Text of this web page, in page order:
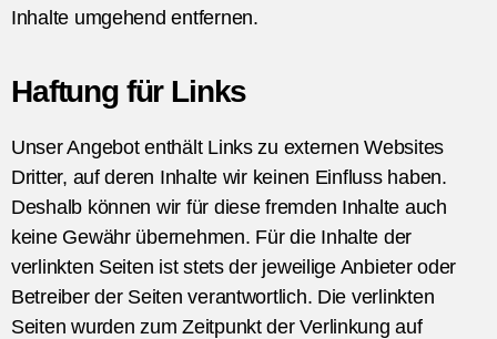
Inhalte umgehend entfernen.
Haftung für Links
Unser Angebot enthält Links zu externen Websites
Dritter, auf deren Inhalte wir keinen Einfluss haben.
Deshalb können wir für diese fremden Inhalte auch
keine Gewähr übernehmen. Für die Inhalte der
verlinkten Seiten ist stets der jeweilige Anbieter oder
Betreiber der Seiten verantwortlich. Die verlinkten
Seiten wurden zum Zeitpunkt der Verlinkung auf